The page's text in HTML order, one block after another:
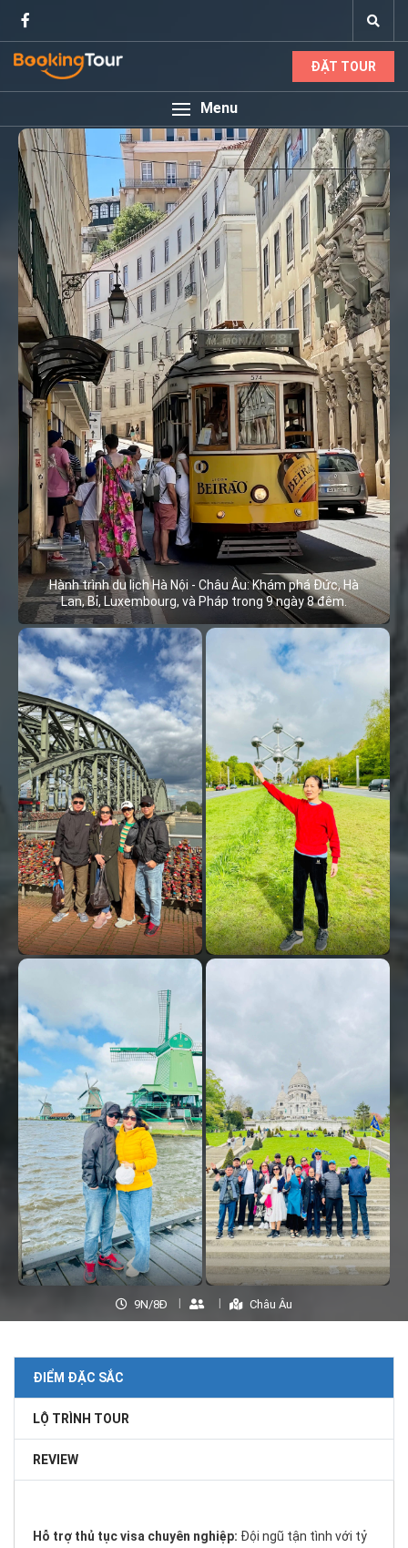
ĐẶT TOUR
Menu
Hành trình du lịch Hà Nội - Châu Âu: Khám phá Đức, Hà
Lan, Bỉ, Luxembourg, và Pháp trong 9 ngày 8 đêm.
9N/8Đ Châu Âu
ĐIỂM ĐẶC SẮC
LỘ TRÌNH TOUR
REVIEW
Hỗ trợ thủ tục visa chuyên nghiệp: Đội ngũ tận tình với tỷ